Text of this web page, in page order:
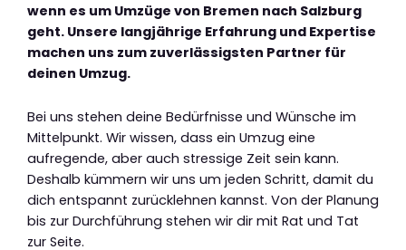
wenn es um Umzüge von Bremen nach Salzburg
geht. Unsere langjährige Erfahrung und Expertise
machen uns zum zuverlässigsten Partner für
deinen Umzug.
Bei uns stehen deine Bedürfnisse und Wünsche im
Mittelpunkt. Wir wissen, dass ein Umzug eine
aufregende, aber auch stressige Zeit sein kann.
Deshalb kümmern wir uns um jeden Schritt, damit du
dich entspannt zurücklehnen kannst. Von der Planung
bis zur Durchführung stehen wir dir mit Rat und Tat
zur Seite.